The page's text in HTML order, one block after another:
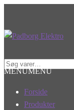
Spring
Spring
Søg
efter:
MENUMENU
Forside
Produkter